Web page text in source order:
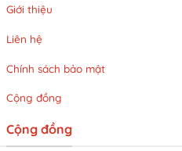
Clinic
rộn
nghĩa
Giới thiệu
Liên hệ
Chính sách bảo mật
Cộng đồng
Cộng đồng